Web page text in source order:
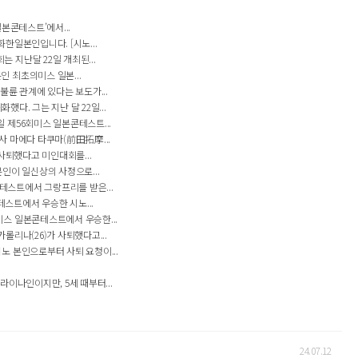
콘테스트’에서...
한일본인입니다. [시노...
지난달 22일 개최된...
최초의미스 일본...
륜 관계에 있다는 보도가...
했다. 그는 지난 달 22일...
제56회미스 일본콘테스트...
마에다 타쿠마(前田拓摩...
퇴했다고 미인대회를...
이 일신상의 사정으로...
스트에서 그랑프리를 받은...
트에서 우승한 시노...
일본콘테스트에서 우승한...
롤리나(26)가 사퇴했다고...
본인으로부터 사퇴 요청이...
이나인이지만, 5세 때부터...
24.07.12